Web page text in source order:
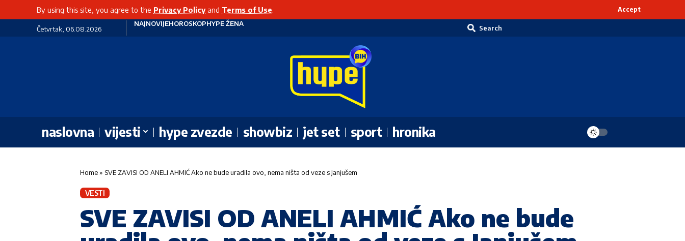
By using this site, you agree to the Privacy Policyand Terms of Use. Accept
Četvrtak, 06.08.2026
NAJNOVIJEHOROSKOPHYPE ŽENA
Search
naslovna vijesti hype zvezde showbiz jet set sport hronika
Home» SVE ZAVISI OD ANELI AHMIĆ Ako ne bude uradila ovo, nema ništa od veze s Janjušem
VESTI
SVE ZAVISI OD ANELI AHMIĆ Ako ne bude